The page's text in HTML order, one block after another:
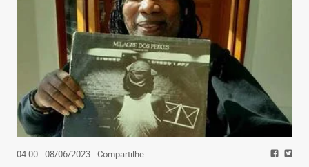
04:00 - 08/06/2023- Compartilhe